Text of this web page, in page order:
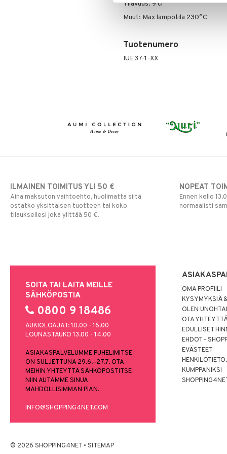
Tilavuus: 9 cl
Muut: Max lämpötila 230°C
Tuotenumero
IUE37-1-XX
ILMAINEN TOIMITUS YLI 50 €
Aina maksuton vaihtoehto, huolimatta siitä
ostatko yksittäisen tuotteen tai koko
tilauksellesi joka ylittää 50 €.
NOPEAT
Ennen kello
normaalisti
SOITA TAI LAITA MEILLE
SÄHKÖPOSTIA
0800 9 18486
AUKIOLOAJAT: 10.00 - 16.00
LOUNASTAUKO 13.00 - 14.00
ASIAKASPALVELUMME PUHELIMITSE
ON SULJETTUNA 29.6.–27.7. OTA
MEIHIN YHTEYTTÄ SÄHKÖPOSTITSE
NIIN AUTAMME SINUA
MAHDOLLISIMMAN PIAN.
INFO@SHOPPING4NET.COM
OMA PROFIILI
KYSYMYKSIÄ
OLEN
OTA
EDULLISET
EHDOT -
EVÄSTEET
KUMPPANIKSI
© 2026 SHOPPING4NET • SITEMAP